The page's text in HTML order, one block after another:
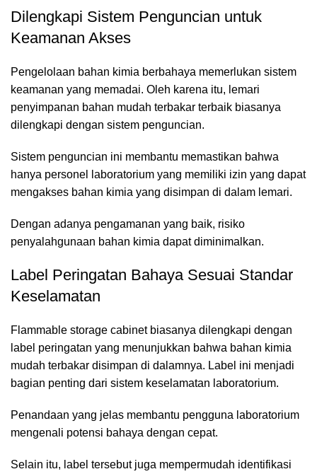
Dilengkapi Sistem Penguncian untuk
Keamanan Akses
Pengelolaan bahan kimia berbahaya memerlukan sistem
keamanan yang memadai. Oleh karena itu, lemari
penyimpanan bahan mudah terbakar terbaik biasanya
dilengkapi dengan sistem penguncian.
Sistem penguncian ini membantu memastikan bahwa
hanya personel laboratorium yang memiliki izin yang dapat
mengakses bahan kimia yang disimpan di dalam lemari.
Dengan adanya pengamanan yang baik, risiko
penyalahgunaan bahan kimia dapat diminimalkan.
Label Peringatan Bahaya Sesuai Standar
Keselamatan
Flammable storage cabinet biasanya dilengkapi dengan
label peringatan yang menunjukkan bahwa bahan kimia
mudah terbakar disimpan di dalamnya. Label ini menjadi
bagian penting dari sistem keselamatan laboratorium.
Penandaan yang jelas membantu pengguna laboratorium
mengenali potensi bahaya dengan cepat.
Selain itu, label tersebut juga mempermudah identifikasi